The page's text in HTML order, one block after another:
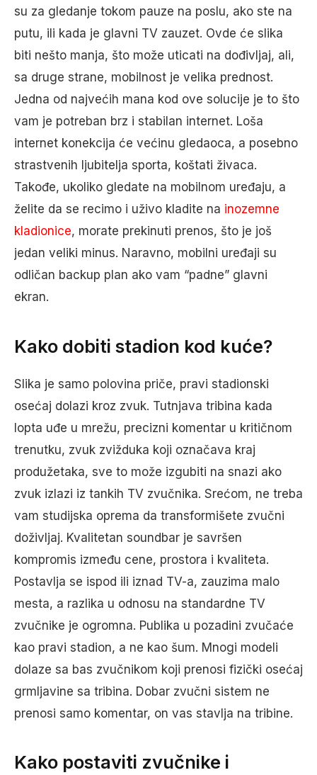
su za gledanje tokom pauze na poslu, ako ste na
putu, ili kada je glavni TV zauzet. Ovde će slika
biti nešto manja, što može uticati na dođivljaj, ali,
sa druge strane, mobilnost je velika prednost.
Jedna od najvećih mana kod ove solucije je to što
vam je potreban brz i stabilan internet. Loša
internet konekcija će većinu gledaoca, a posebno
strastvenih ljubitelja sporta, koštati živaca.
Takođe, ukoliko gledate na mobilnom uređaju, a
želite da se recimo i uživo kladite na inozemne
kladionice, morate prekinuti prenos, što je još
jedan veliki minus. Naravno, mobilni uređaji su
odličan backup plan ako vam “padne” glavni
ekran.
Kako dobiti stadion kod kuće?
Slika je samo polovina priče, pravi stadionski
osećaj dolazi kroz zvuk. Tutnjava tribina kada
lopta uđe u mrežu, precizni komentar u kritičnom
trenutku, zvuk zvižduka koji označava kraj
produžetaka, sve to može izgubiti na snazi ako
zvuk izlazi iz tankih TV zvučnika. Srećom, ne treba
vam studijska oprema da transformišete zvučni
doživljaj. Kvalitetan soundbar je savršen
kompromis između cene, prostora i kvaliteta.
Postavlja se ispod ili iznad TV-a, zauzima malo
mesta, a razlika u odnosu na standardne TV
zvučnike je ogromna. Publika u pozadini zvučaće
kao pravi stadion, a ne kao šum. Mnogi modeli
dolaze sa bas zvučnikom koji prenosi fizički osećaj
grmljavine sa tribina. Dobar zvučni sistem ne
prenosi samo komentar, on vas stavlja na tribine.
Kako postaviti zvučnike i